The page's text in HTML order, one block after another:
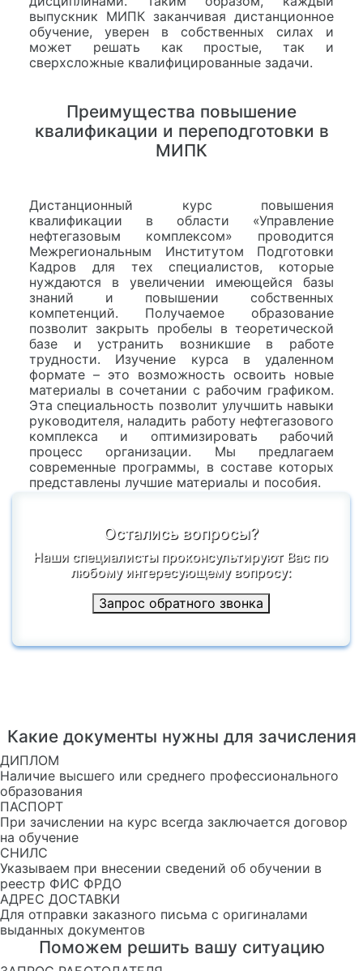
выпускник МИПК заканчивая дистанционное
обучение, уверен в собственных силах и
может решать как простые, так и
сверхсложные квалифицированные задачи.
Преимущества повышение
квалификации и переподготовки в
МИПК
Дистанционный курс повышения
квалификации в области «Управление
нефтегазовым комплексом» проводится
Межрегиональным Институтом Подготовки
Кадров для тех специалистов, которые
нуждаются в увеличении имеющейся базы
знаний и повышении собственных
компетенций. Получаемое образование
позволит закрыть пробелы в теоретической
базе и устранить возникшие в работе
трудности. Изучение курса в удаленном
формате – это возможность освоить новые
материалы в сочетании с рабочим графиком.
Эта специальность позволит улучшить навыки
руководителя, наладить работу нефтегазового
комплекса и оптимизировать рабочий
процесс организации. Мы предлагаем
современные программы, в составе которых
представлены лучшие материалы и пособия.
Остались вопросы?
Наши специалисты проконсультируют Вас по
любому интересующему вопросу:
Запрос обратного звонка
Какие документы нужны для зачисления
ДИПЛОМ
Наличие высшего или среднего профессионального
образования
ПАСПОРТ
При зачислении на курс всегда заключается договор
на обучение
СНИЛС
Указываем при внесении сведений об обучении в
реестр ФИС ФРДО
АДРЕС ДОСТАВКИ
Для отправки заказного письма с оригиналами
выданных документов
Поможем решить вашу ситуацию